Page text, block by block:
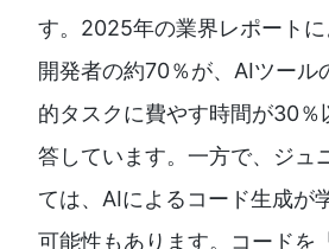
す。2025年の業界レポート
開発者の約70％が、AIツール
的タスクに費やす時間が30％
答しています。一方で、ジュ
ては、AIによるコード生成が
可能性もあります。コードを